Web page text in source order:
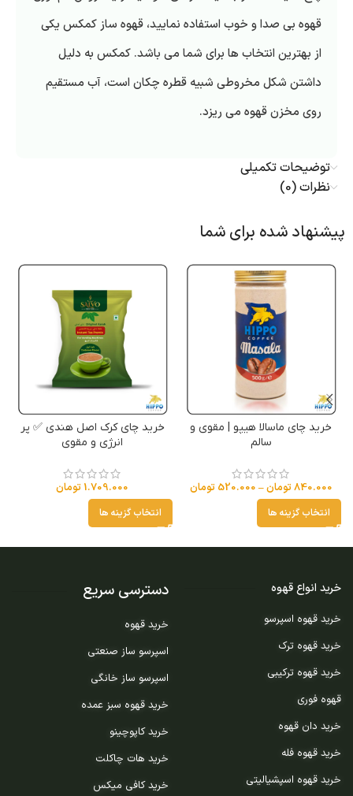
قهوه بی صدا و خوب استفاده نمایید، قهوه ساز کمکس یکی
از بهترین انتخاب ها برای شما می باشد. کمکس به دلیل
داشتن شکل مخروطی شبیه قطره چکان است، آب مستقیم
روی مخزن قهوه می ریزد.
توضیحات تکمیلی
نظرات (0)
پیشنهاد شده برای شما
خرید چای ماسالا هیپو | مقوی و
سالم
840.000تومان–
520.000 تومان
انتخاب گزینه ها
خرید چای کرک اصل هندی ✅ پر
انرژی و مقوی
1.709.000 تومان
انتخاب گزینه ها
خرید انواع قهوه
خرید قهوه اسپرسو
خرید قهوه ترک
خرید قهوه ترکیبی
قهوه فوری
خرید دان قهوه
خرید قهوه فله
خرید قهوه اسپشیالیتی
دسترسی سریع
خرید قهوه
اسپرسو ساز صنعتی
اسپرسو ساز خانگی
خرید قهوه سبز عمده
خرید کاپوچینو
خرید هات چاکلت
خرید کافی میکس